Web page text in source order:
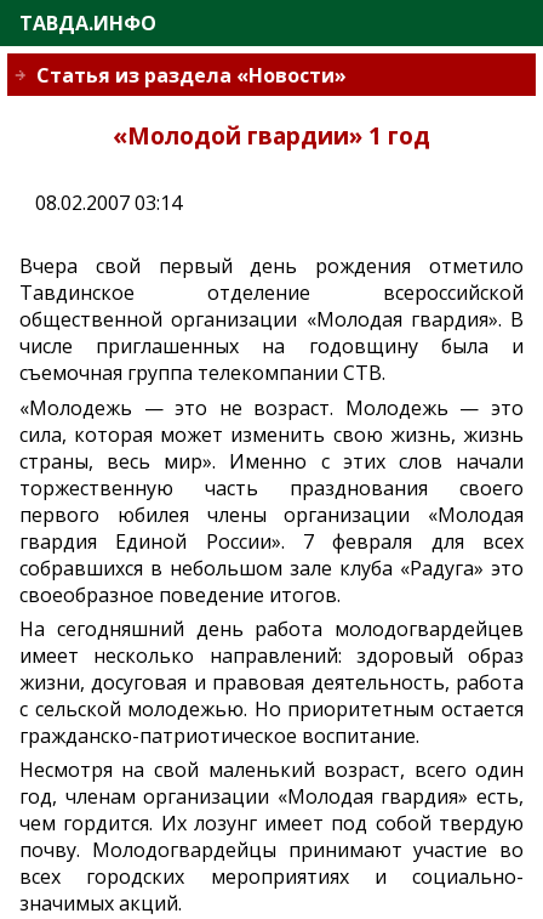
ТАВДА.ИНФО
Статья из раздела «Новости»
«Молодой гвардии» 1 год
08.02.2007 03:14
Вчера свой первый день рождения отметило
Тавдинское отделение всероссийской
общественной организации «Молодая гвардия». В
числе приглашенных на годовщину была и
съемочная группа телекомпании СТВ.
«Молодежь — это не возраст. Молодежь — это
сила, которая может изменить свою жизнь, жизнь
страны, весь мир». Именно с этих слов начали
торжественную часть празднования своего
первого юбилея члены организации «Молодая
гвардия Единой России». 7 февраля для всех
собравшихся в небольшом зале клуба «Радуга» это
своеобразное поведение итогов.
На сегодняшний день работа молодогвардейцев
имеет несколько направлений: здоровый образ
жизни, досуговая и правовая деятельность, работа
с сельской молодежью. Но приоритетным остается
гражданско-патриотическое воспитание.
Несмотря на свой маленький возраст, всего один
год, членам организации «Молодая гвардия» есть,
чем гордится. Их лозунг имеет под собой твердую
почву. Молодогвардейцы принимают участие во
всех городских мероприятиях и социально-
значимых акций.